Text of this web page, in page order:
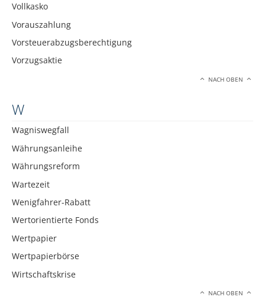
Vollkasko
Vorauszahlung
Vorsteuerabzugsberechtigung
Vorzugsaktie
NACH OBEN
W
Wagniswegfall
Währungsanleihe
Währungsreform
Wartezeit
Wenigfahrer-Rabatt
Wertorientierte Fonds
Wertpapier
Wertpapierbörse
Wirtschaftskrise
NACH OBEN